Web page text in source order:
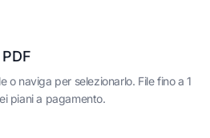
o naviga per selezionarlo. File fino a 1
piani a pagamento.